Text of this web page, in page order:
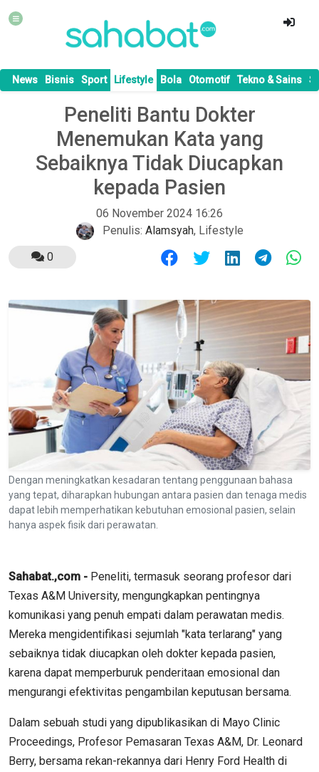
News Bisnis Sport Lifestyle Bola Otomotif Tekno & Sains
Peneliti Bantu Dokter
Menemukan Kata yang
Sebaiknya Tidak Diucapkan
kepada Pasien
06 November 2024 16:26
Penulis: Alamsyah, Lifestyle
0
Dengan meningkatkan kesadaran tentang penggunaan bahasa
yang tepat, diharapkan hubungan antara pasien dan tenaga medis
dapat lebih memperhatikan kebutuhan emosional pasien, selain
hanya aspek fisik dari perawatan.
Sahabat.,com - Peneliti, termasuk seorang profesor dari
Texas A&M University, mengungkapkan pentingnya
komunikasi yang penuh empati dalam perawatan medis.
Mereka mengidentifikasi sejumlah "kata terlarang" yang
sebaiknya tidak diucapkan oleh dokter kepada pasien,
karena dapat memperburuk penderitaan emosional dan
mengurangi efektivitas pengambilan keputusan bersama.
Dalam sebuah studi yang dipublikasikan di Mayo Clinic
Proceedings, Profesor Pemasaran Texas A&M, Dr. Leonard
Berry, bersama rekan-rekannya dari Henry Ford Health di